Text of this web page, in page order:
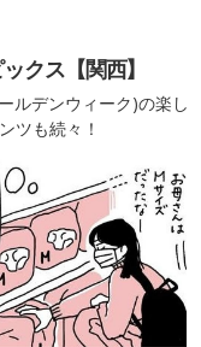
クス【関西】
ルデンウィーク)の楽し
ツも続々！